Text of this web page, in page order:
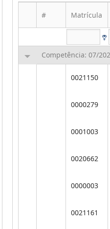
# Matrícula
Competência: 07/
0021150
0000279
0001003
0020662
0000003
0021161